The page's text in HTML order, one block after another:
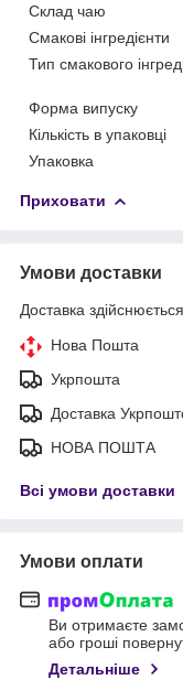
Склад чаю
Смакові інгредієнти
Тип смакового
Форма випуску
Кількість в упаковці
Упаковка
Приховати
Умови доставки
Доставка
Нова Пошта
Укрпошта
Доставка
НОВА ПОШТА
Всі умови доставки
Умови оплати
Ви отримаєте
або гроші
Детальніше